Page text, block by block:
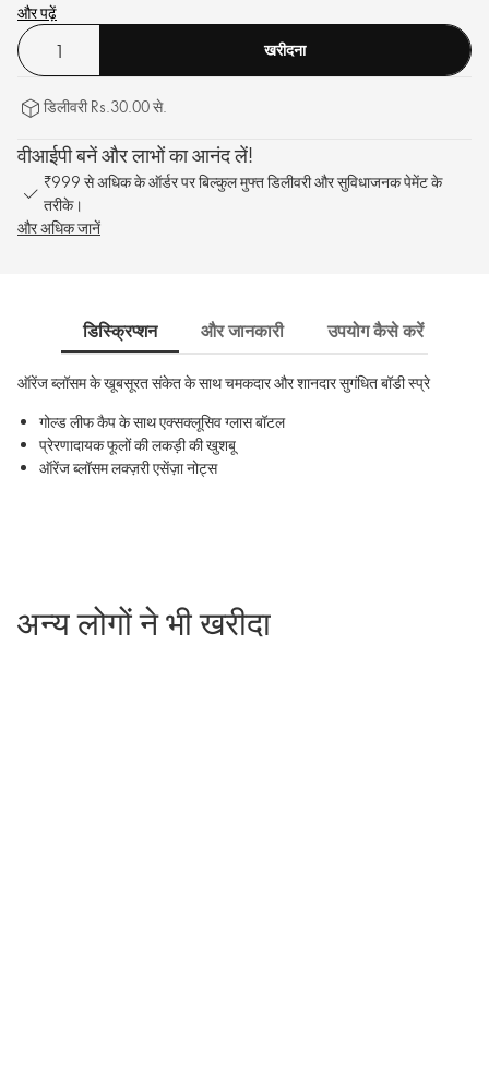
और पढ़ें
खरीदना
डिलीवरी Rs.30.00 से.
वीआईपी बनें और लाभों का आनंद लें!
₹999 से अधिक के ऑर्डर पर बिल्कुल मुफ्त डिलीवरी और सुविधाजनक पेमेंट के
तरीके।
और अधिक जानें
डिस्क्रिप्शन और जानकारी उपयोग कैसे करें
ऑरेंज ब्लॉसम के खूबसूरत संकेत के साथ चमकदार और शानदार सुगंधित बॉडी स्प्रे
गोल्ड लीफ कैप के साथ एक्सक्लूसिव ग्लास बॉटल
प्रेरणादायक फूलों की लकड़ी की खुशबू
ऑरेंज ब्लॉसम लक्ज़री एसेंज़ा नोट्स
अन्य लोगों ने भी खरीदा